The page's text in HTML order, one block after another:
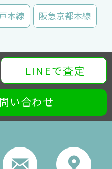
本線 阪急京都本線
LINEで査定
い合わせ